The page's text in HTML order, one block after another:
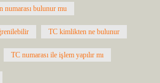
numarası bulunur mu
TC kimlikten ne bulunur
TC numarası ile işlem yapılır mı